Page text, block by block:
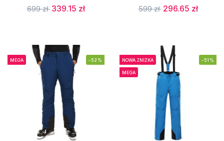
699 zł 339.15 zł 599 zł 296.65 zł
MEGA -52% NOWA ZNIŻKA
MEGA
-51%